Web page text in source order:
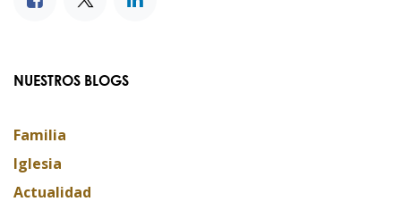
NUESTROS BLOGS
Familia
Iglesia
Actualidad